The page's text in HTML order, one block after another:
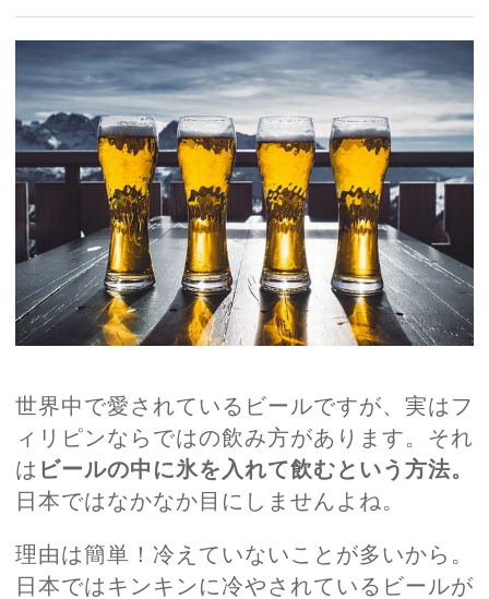
世界中で愛されているビールですが、実はフ
ィリピンならではの飲み方があります。それ
は ビールの中に氷を入れて飲むという方法。
日本ではなかなか目にしませんよね。
理由は簡単！冷えていないことが多いから。
日本ではキンキンに冷やされているビールが